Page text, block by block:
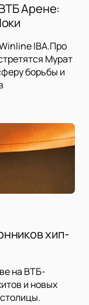
Арене:
IBA.Про
Мурат
борьбы и
хип-
на ВТБ-
и новых